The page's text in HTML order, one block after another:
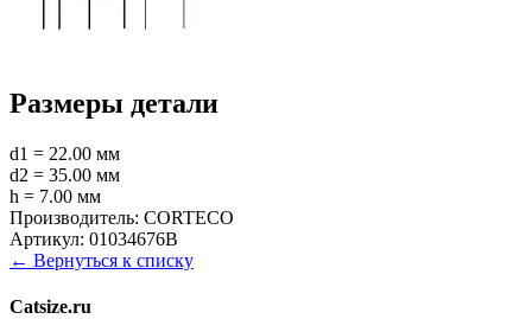
Размеры детали
d1 = 22.00 мм
d2 = 35.00 мм
h = 7.00 мм
Производитель: CORTECO
Артикул: 01034676B
← Вернуться к списку
Catsize.ru